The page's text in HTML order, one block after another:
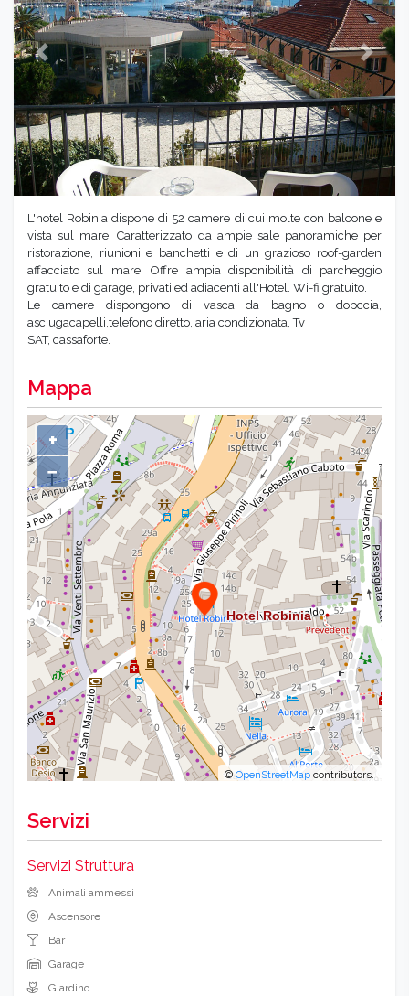
Previous Next
L'hotel Robinia dispone di 52 camere di cui molte con balcone e
vista sul mare. Caratterizzato da ampie sale panoramiche per
ristorazione, riunioni e banchetti e di un grazioso roof-garden
affacciato sul mare. Offre ampia disponibilità di parcheggio
gratuito e di garage, privati ed adiacenti all'Hotel. Wi-fi gratuito.
Le camere dispongono di vasca da bagno o dopccia,
asciugacapelli,telefono diretto, aria condizionata, Tv
SAT, cassaforte.
Mappa
+
−
©OpenStreetMap contributors.
Servizi
Servizi Struttura
Animali ammessi
Ascensore
Bar
Garage
Giardino